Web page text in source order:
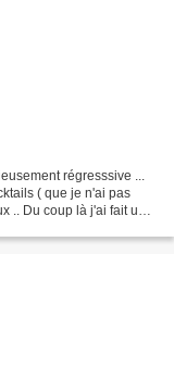
régresssive ...
( que je n'ai pas
.. Du coup là j'ai fait une